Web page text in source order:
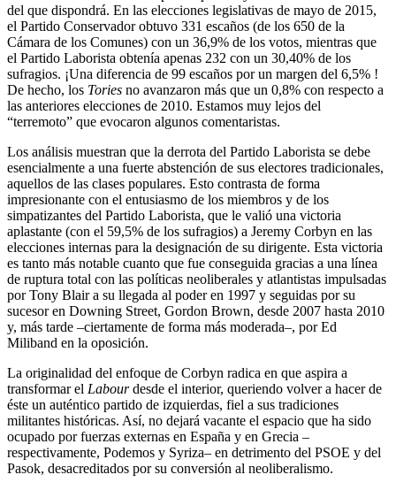
del que dispondrá. En las elecciones legislativas de mayo de 2015,
el Partido Conservador obtuvo 331 escaños (de los 650 de la
Cámara de los Comunes) con un 36,9% de los votos, mientras que
el Partido Laborista obtenía apenas 232 con un 30,40% de los
sufragios. ¡Una diferencia de 99 escaños por un margen del 6,5% !
De hecho, los Tories no avanzaron más que un 0,8% con respecto a
las anteriores elecciones de 2010. Estamos muy lejos del
“terremoto” que evocaron algunos comentaristas.
Los análisis muestran que la derrota del Partido Laborista se debe
esencialmente a una fuerte abstención de sus electores tradicionales,
aquellos de las clases populares. Esto contrasta de forma
impresionante con el entusiasmo de los miembros y de los
simpatizantes del Partido Laborista, que le valió una victoria
aplastante (con el 59,5% de los sufragios) a Jeremy Corbyn en las
elecciones internas para la designación de su dirigente. Esta victoria
es tanto más notable cuanto que fue conseguida gracias a una línea
de ruptura total con las políticas neoliberales y atlantistas impulsadas
por Tony Blair a su llegada al poder en 1997 y seguidas por su
sucesor en Downing Street, Gordon Brown, desde 2007 hasta 2010
y, más tarde –ciertamente de forma más moderada–, por Ed
Miliband en la oposición.
La originalidad del enfoque de Corbyn radica en que aspira a
transformar el Labourdesde el interior, queriendo volver a hacer de
éste un auténtico partido de izquierdas, fiel a sus tradiciones
militantes históricas. Así, no dejará vacante el espacio que ha sido
ocupado por fuerzas externas en España y en Grecia –
respectivamente, Podemos y Syriza– en detrimento del PSOE y del
Pasok, desacreditados por su conversión al neoliberalismo.